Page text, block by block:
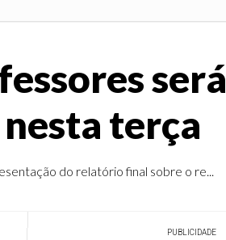
será
terça
do relatório final sobre o re...
PUBLICIDADE